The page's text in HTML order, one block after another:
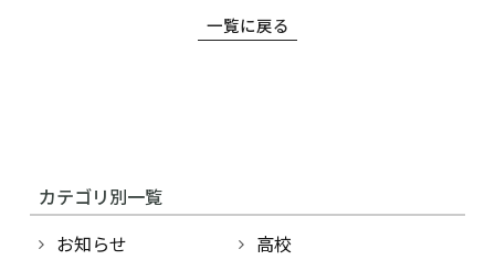
一覧に戻る
カテゴリ別一覧
お知らせ
高校